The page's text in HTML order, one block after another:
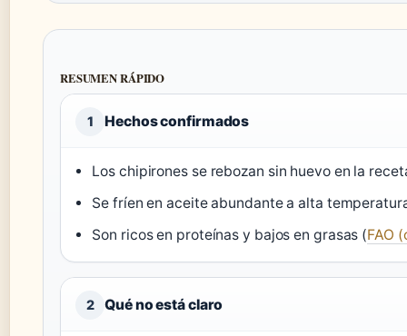
RESUMEN RÁPIDO
1 Hechos confirmados
Los chipirones se rebozan sin huevo en la
Se fríen en aceite abundante a alta
Son ricos en proteínas y bajos en grasas (FAO
2 Qué no está claro